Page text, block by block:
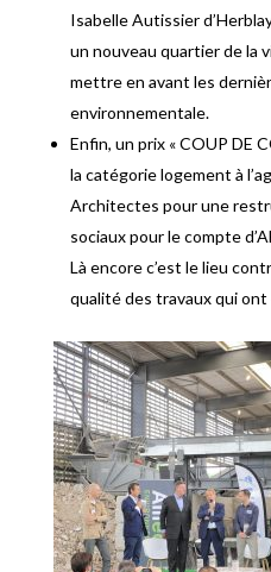
Isabelle Autissier
un nouveau quartier de la
mettre en avant les
environnementale.
Enfin, un prix « COUP DE
la catégorie logement à
Architectes pour une
sociaux pour le compte
Là encore c’est le lieu
qualité des travaux qui